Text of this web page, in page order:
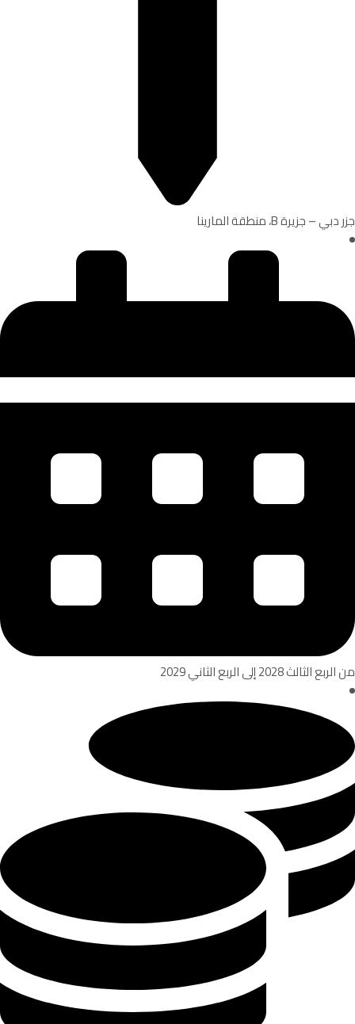
جزر دبي – جزيرة B، منطقة المارينا
من الربع الثالث 2028 إلى الربع الثاني 2029